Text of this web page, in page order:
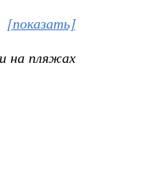
[показать]
на пляжах